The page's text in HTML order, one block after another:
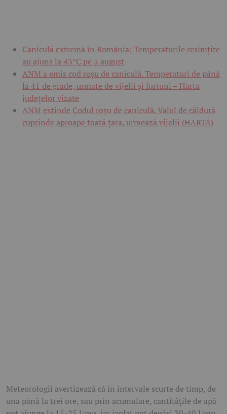
Caniculă extremă în România: Temperaturile resimțite
au ajuns la 43°C pe 5 august
ANM a emis cod roșu de caniculă. Temperaturi de până
la 41 de grade, urmate de vijelii și furtuni – Harta
județelor vizate
ANM extinde Codul roșu de caniculă. Valul de căldură
cuprinde aproape toată țara, urmează vijelii (HARTĂ)
Meteorologii avertizează că în intervale scurte de timp, de
una până la trei ore, sau prin acumulare, cantitățile de apă